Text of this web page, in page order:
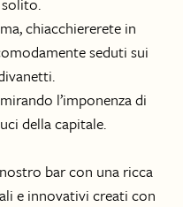
chiacchiererete in
seduti sui
l’imponenza di
della capitale.
bar con una ricca
e innovativi creati con